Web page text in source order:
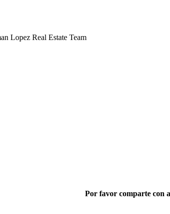
Lopez Real Estate Team
Por favor comparte con